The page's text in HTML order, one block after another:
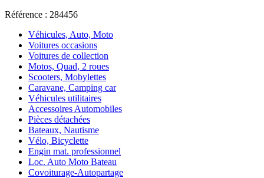
Référence : 284456
Véhicules, Auto, Moto
Voitures occasions
Voitures de collection
Motos, Quad, 2 roues
Scooters, Mobylettes
Caravane, Camping car
Véhicules utilitaires
Accessoires Automobiles
Pièces détachées
Bateaux, Nautisme
Vélo, Bicyclette
Engin mat. professionnel
Loc. Auto Moto Bateau
Covoiturage-Autopartage